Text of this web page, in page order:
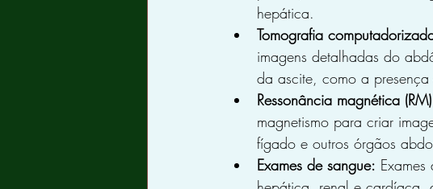
hepática.
Tomografia
imagens detalhadas do
da ascite, como a
Ressonância magnética
magnetismo para criar
fígado e outros órgãos
Exames de sangue: